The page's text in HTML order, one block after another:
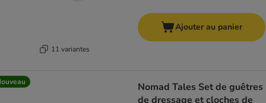
11 variantes
Ajouter au panier
Nomad Tales Set de guêtres
de dressage et cloches de